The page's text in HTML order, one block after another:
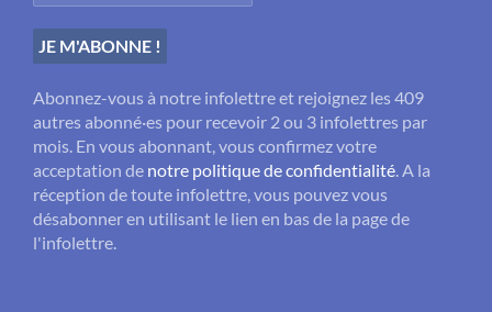
Abonnez-vous à notre infolettre et rejoignez les 409
autres abonné·es pour recevoir 2 ou 3 infolettres par
mois. En vous abonnant, vous confirmez votre
acceptation de notre politique de confidentialité . A la
réception de toute infolettre, vous pouvez vous
désabonner en utilisant le lien en bas de la page de
l'infolettre.